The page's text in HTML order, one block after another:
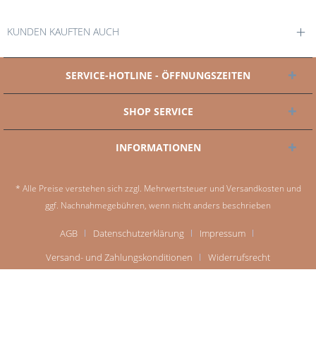
KUNDEN KAUFTEN AUCH
SERVICE-HOTLINE - ÖFFNUNGSZEITEN
SHOP SERVICE
INFORMATIONEN
* Alle Preise verstehen sich zzgl. Mehrwertsteuer und Versandkosten und
ggf. Nachnahmegebühren, wenn nicht anders beschrieben
AGB Datenschutzerklärung
Impressum
Versand- und Zahlungskonditionen
Widerrufsrecht